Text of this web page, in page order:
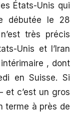
États-Unis qui
débutée le 28
très précis
Unis et l’Iran
, dont
en Suisse. Si
et c’est un gros
terme à près de